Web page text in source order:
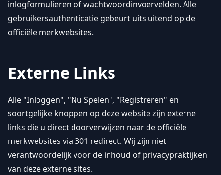
inlogformulieren of wachtwoordinvoervelden. Alle
gebruikersauthenticatie gebeurt uitsluitend op de
officiële merkwebsites.
Externe Links
Alle "Inloggen", "Nu Spelen", "Registreren" en
soortgelijke knoppen op deze website zijn externe
links die u direct doorverwijzen naar de officiële
merkwebsites via 301 redirect. Wij zijn niet
verantwoordelijk voor de inhoud of privacypraktijken
van deze externe sites.